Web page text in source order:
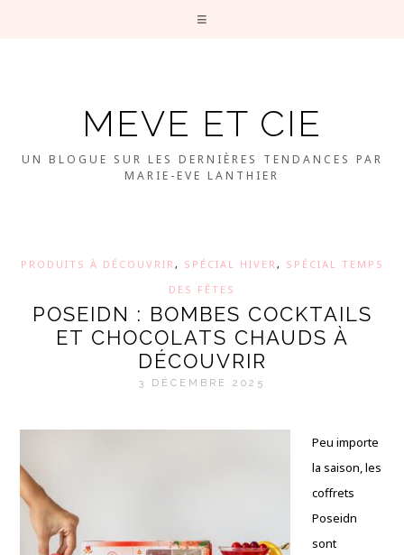
MEVE ET CIE
UN BLOGUE SUR LES DERNIÈRES TENDANCES PAR
MARIE-EVE LANTHIER
PRODUITS À DÉCOUVRIR , SPÉCIAL HIVER , SPÉCIAL TEMPS
DES FÊTES
POSEIDN : BOMBES COCKTAILS
ET CHOCOLATS CHAUDS À
DÉCOUVRIR
3 DÉCEMBRE 2025
Peu importe
la saison, les
coffrets
Poseidn
sont